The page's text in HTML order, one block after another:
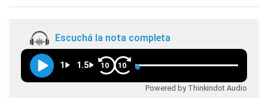
Escuchá la nota completa
1 1.5 10 10
Powered by Thinkindot Audio